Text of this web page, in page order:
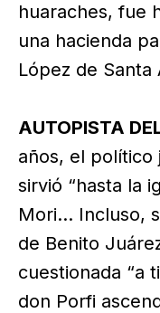
huaraches, fue
una hacienda
López de Santa
AUTOPISTA
años, el político
sirvió “hasta la
Mori… Incluso,
de Benito
cuestionada “a
don Porfi